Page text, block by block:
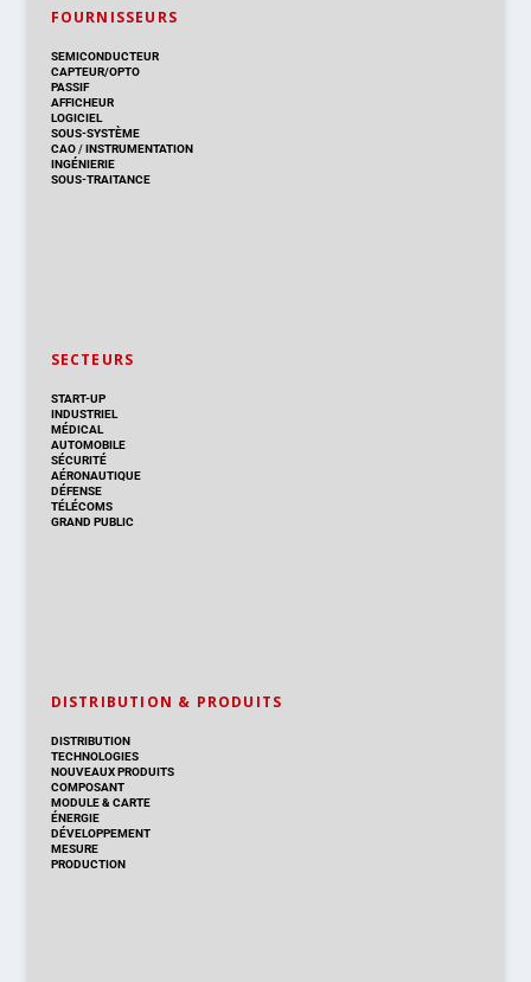
FOURNISSEURS
SEMICONDUCTEUR
CAPTEUR/OPTO
PASSIF
AFFICHEUR
LOGICIEL
SOUS-SYSTÈME
CAO/INSTRUMENTATION
INGÉNIERIE
SOUS-TRAITANCE
SECTEURS
START-UP
INDUSTRIEL
MÉDICAL
AUTOMOBILE
SÉCURITÉ
AÉRONAUTIQUE
DÉFENSE
TÉLÉCOMS
GRAND PUBLIC
DISTRIBUTION & PRODUITS
DISTRIBUTION
TECHNOLOGIES
NOUVEAUX PRODUITS
COMPOSANT
MODULE & CARTE
ÉNERGIE
DÉVELOPPEMENT
MESURE
PRODUCTION